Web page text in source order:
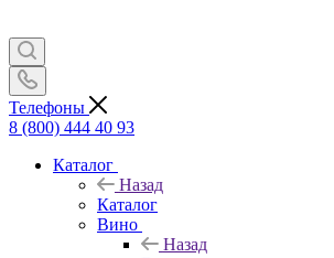
Телефоны
8 (800) 444 40 93
Каталог
Назад
Каталог
Вино
Назад